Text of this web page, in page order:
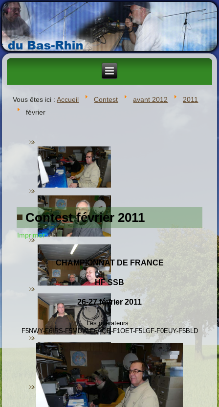
Vous êtes ici :Accueil Contest avant 2012
2011
février
Contest février 2011
Imprimer
CHAMPIONNAT DE FRANCE
HF SSB
26-27 février 2011
Les opérateurs :
F5NWY-F6IRS-F5MDW-F6AQB-F1OET-F5LGF-F0EUY-F5BLD